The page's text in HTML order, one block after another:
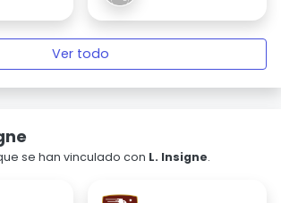
Ver todo
se han vinculado con L. Insigne.